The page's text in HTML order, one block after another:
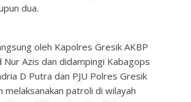
dua.
oleh Kapolres Gresik AKBP
Nur Azis dan didampingi Kabagops
D Putra dan PJU Polres Gresik
melaksanakan patroli di wilayah